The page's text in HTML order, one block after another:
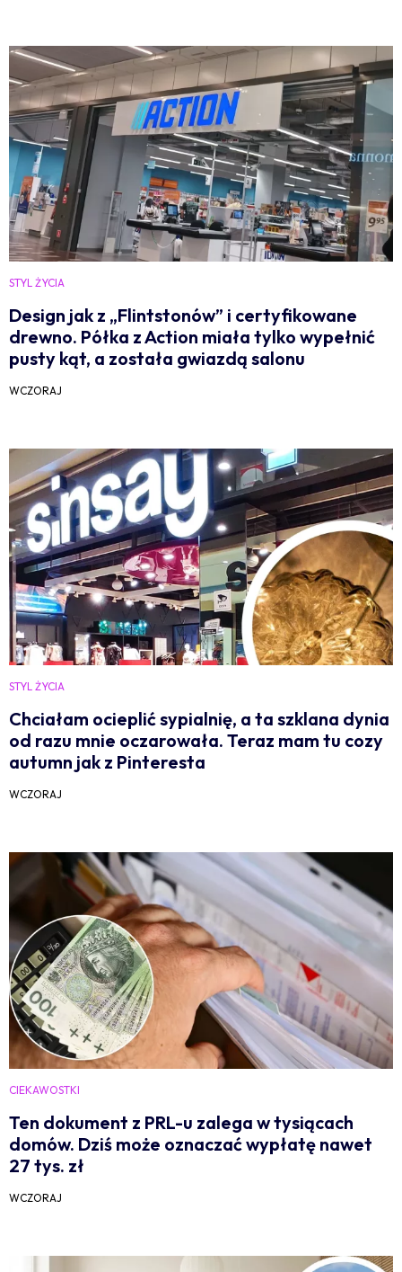
STYL ŻYCIA
Design jak z „Flintstonów” i certyfikowane
drewno. Półka z Action miała tylko wypełnić
pusty kąt, a została gwiazdą salonu
WCZORAJ
STYL ŻYCIA
Chciałam ocieplić sypialnię, a ta szklana dynia
od razu mnie oczarowała. Teraz mam tu cozy
autumn jak z Pinteresta
WCZORAJ
CIEKAWOSTKI
Ten dokument z PRL-u zalega w tysiącach
domów. Dziś może oznaczać wypłatę nawet
27 tys. zł
WCZORAJ